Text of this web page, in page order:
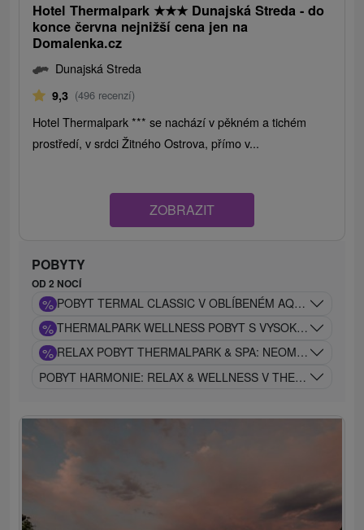
Hotel Thermalpark ★★★ Dunajská Streda - do
konce června nejnižší cena jen na
Domalenka.cz
Dunajská Streda
9,3 (496 recenzí)
Hotel Thermalpark *** se nachází v pěkném a tichém
prostředí, v srdci Žitného Ostrova, přímo v...
ZOBRAZIT
POBYTY
OD 2 NOCÍ
% POBYT TERMAL CLASSIC V OBLÍBENÉM AQUAPARKU
% THERMALPARK WELLNESS POBYT S VYSOKOU
% RELAX POBYT THERMALPARK & ​​SPA: NEOMEZENÝM
POBYT HARMONIE: RELAX & WELLNESS V THERMALPARKU